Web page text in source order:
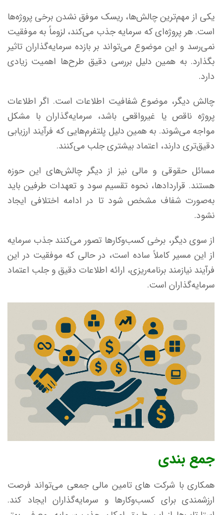
یکی از مهم‌ترین چالش‌ها، ریسک موفق نشدن برخی پروژه‌ها
است. هر پروژه‌ای که سرمایه جذب می‌کند، لزوماً به موفقیت
نمی‌رسد و این موضوع می‌تواند بر بازده سرمایه‌گذاران تاثیر
بگذارد. به همین دلیل بررسی دقیق طرح‌ها اهمیت زیادی
دارد.
چالش دیگر، موضوع شفافیت اطلاعات است. اگر اطلاعات
پروژه ناقص یا غیرواقعی باشد، سرمایه‌گذاران با مشکل
مواجه می‌شوند. به همین دلیل پلتفرم‌هایی که فرآیند ارزیابی
دقیق‌تری دارند، اعتماد بیشتری جلب می‌کنند.
مسائل حقوقی و مالی نیز از دیگر چالش‌های این حوزه
هستند. قراردادها، نحوه تقسیم سود و تعهدات طرفین باید
به‌صورت شفاف مشخص شود تا در ادامه اختلافی ایجاد
نشود.
از سوی دیگر، برخی کسب‌وکارها تصور می‌کنند جذب سرمایه
از این مسیر کاملاً ساده است، در حالی که موفقیت در این
فرآیند نیازمند برنامه‌ریزی، ارائه اطلاعات دقیق و جلب اعتماد
سرمایه‌گذاران است.
جمع بندی
همکاری با شرکت‌ های تامین مالی جمعی می‌تواند فرصت
ارزشمندی برای کسب‌وکارها و سرمایه‌گذاران ایجاد کند.